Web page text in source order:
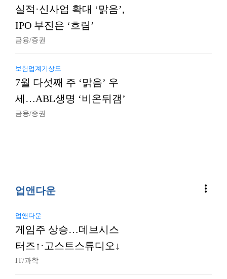
실적·신사업 확대 ‘맑음’,
IPO 부진은 ‘흐림’
금융/증권
보험업계기상도
7월 다섯째 주 ‘맑음’ 우
세…ABL생명 ‘비온뒤갬’
금융/증권
업앤다운 more_vert
업앤다운
게임주 상승…데브시스
터즈↑·고스트스튜디오↓
IT/과학